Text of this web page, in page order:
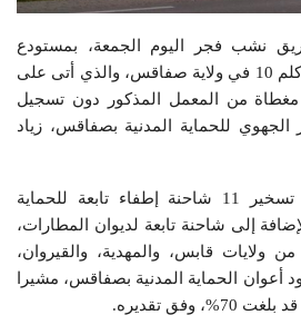
نشب فجر اليوم الجمعة، بمستودع
خشب كائن بطريق قرمدة كلم 10 في ولاية صفاقس، والذي أتى على
مغطاة من المعمل المذكور دون تسجيل
للحماية المدنية بصفاقس، زياد
وأضاف الزديري، بأنّه تم تسخير 11 شاحنة إطفاء تابعة للحماية
إلى شاحنة تابعة لديوان المطارات،
ولايات قابس، والمهدية، والقيروان،
أعوان الحماية المدنية بصفاقس، مشيرا
وفق تقديره.